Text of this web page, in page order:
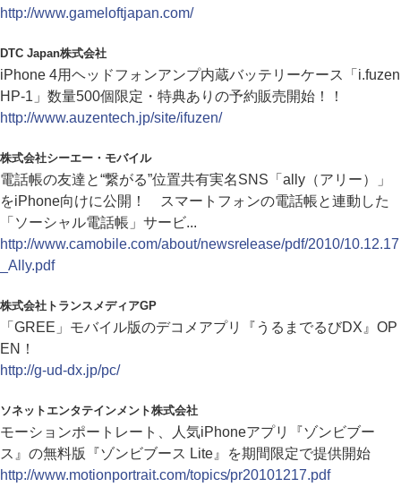
http://www.gameloftjapan.com/
DTC Japan株式会社
iPhone 4用ヘッドフォンアンプ内蔵バッテリーケース「i.fuzen
HP-1」数量500個限定・特典ありの予約販売開始！！
http://www.auzentech.jp/site/ifuzen/
株式会社シーエー・モバイル
電話帳の友達と“繋がる”位置共有実名SNS「ally（アリー）」
をiPhone向けに公開！ スマートフォンの電話帳と連動した
「ソーシャル電話帳」サービ...
http://www.camobile.com/about/newsrelease/pdf/2010/10.12.17
_Ally.pdf
株式会社トランスメディアGP
「GREE」モバイル版のデコメアプリ『うるまでるびDX』OP
EN！
http://g-ud-dx.jp/pc/
ソネットエンタテインメント株式会社
モーションポートレート、人気iPhoneアプリ『ゾンビブー
ス』の無料版『ゾンビブース Lite』を期間限定で提供開始
http://www.motionportrait.com/topics/pr20101217.pdf